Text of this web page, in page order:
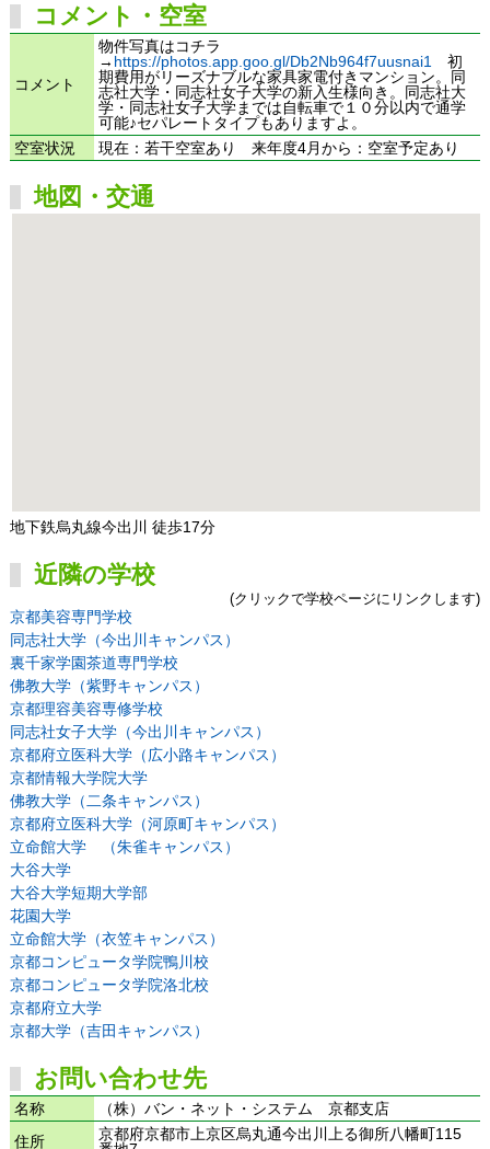
コメント・空室
コメント
物件写真はコチラ
→ https://photos.app.goo.gl/Db2Nb964f7uusnai1 初
期費用がリーズナブルな家具家電付きマンション。同
志社大学・同志社女子大学の新入生様向き。同志社大
学・同志社女子大学までは自転車で１０分以内で通学
可能♪セパレートタイプもありますよ。
空室状況
現在：若干空室あり 来年度4月から：空室予定あり
地図・交通
地下鉄烏丸線今出川 徒歩17分
近隣の学校
(クリックで学校ページにリンクします)
京都美容専門学校
同志社大学（今出川キャンパス）
裏千家学園茶道専門学校
佛教大学（紫野キャンパス）
京都理容美容専修学校
同志社女子大学（今出川キャンパス）
京都府立医科大学（広小路キャンパス）
京都情報大学院大学
佛教大学（二条キャンパス）
京都府立医科大学（河原町キャンパス）
立命館大学 （朱雀キャンパス）
大谷大学
大谷大学短期大学部
花園大学
立命館大学（衣笠キャンパス）
京都コンピュータ学院鴨川校
京都コンピュータ学院洛北校
京都府立大学
京都大学（吉田キャンパス）
お問い合わせ先
名称
（株）バン・ネット・システム 京都支店
住所
京都府京都市上京区烏丸通今出川上る御所八幡町115